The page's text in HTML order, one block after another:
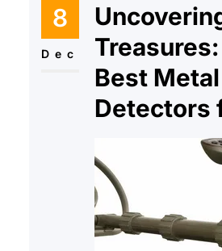
8
Dec
Best Metal
Detectors